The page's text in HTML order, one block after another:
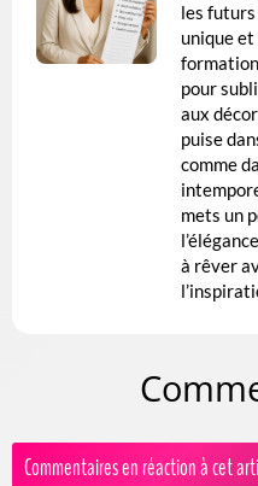
les
unique
pour
aux
puise
comme
mets un
à rêver
Commentaires en réaction à cet